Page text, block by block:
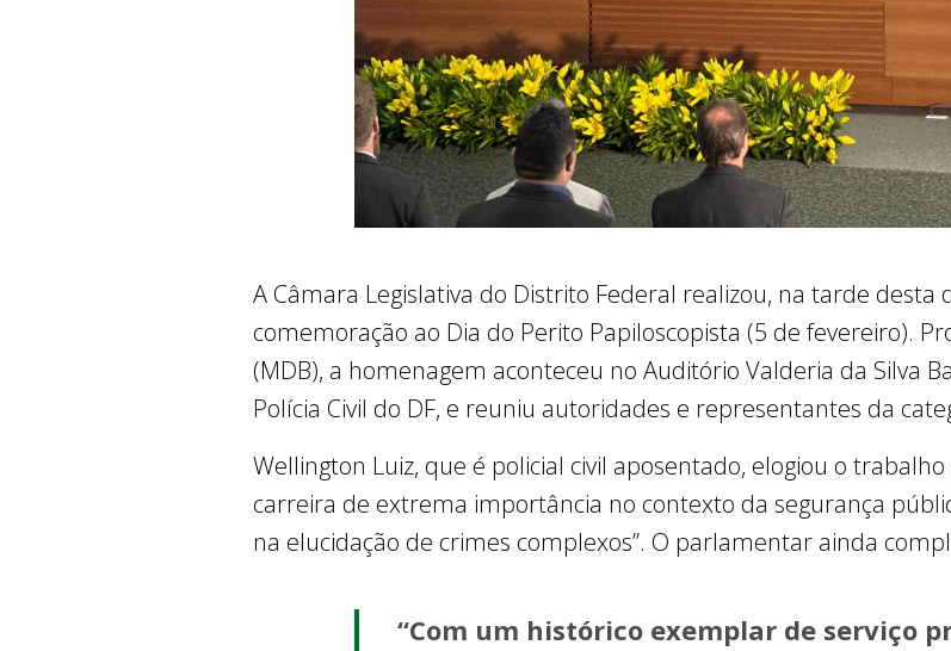
A Câmara Legislativa do Distrito Federal realizou, na tarde desta
comemoração ao Dia do Perito Papiloscopista (5 de fevereiro).
(MDB), a homenagem aconteceu no Auditório Valderia da Silva
Polícia Civil do DF, e reuniu autoridades e representantes da
Wellington Luiz, que é policial civil aposentado, elogiou o
carreira de extrema importância no contexto da segurança
na elucidação de crimes complexos”. O parlamentar ainda
“Com um histórico exemplar de serviço